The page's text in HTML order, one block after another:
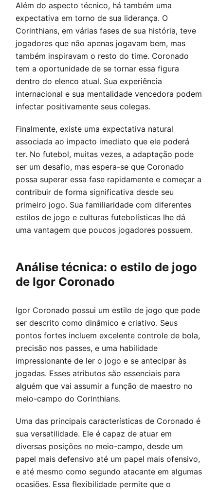
Além do aspecto técnico, há também uma
expectativa em torno de sua liderança. O
Corinthians, em várias fases de sua história, teve
jogadores que não apenas jogavam bem, mas
também inspiravam o resto do time. Coronado
tem a oportunidade de se tornar essa figura
dentro do elenco atual. Sua experiência
internacional e sua mentalidade vencedora podem
infectar positivamente seus colegas.
Finalmente, existe uma expectativa natural
associada ao impacto imediato que ele poderá
ter. No futebol, muitas vezes, a adaptação pode
ser um desafio, mas espera-se que Coronado
possa superar essa fase rapidamente e começar a
contribuir de forma significativa desde seu
primeiro jogo. Sua familiaridade com diferentes
estilos de jogo e culturas futebolísticas lhe dá
uma vantagem que poucos jogadores possuem.
Análise técnica: o estilo de jogo
de Igor Coronado
Igor Coronado possui um estilo de jogo que pode
ser descrito como dinâmico e criativo. Seus
pontos fortes incluem excelente controle de bola,
precisão nos passes, e uma habilidade
impressionante de ler o jogo e se antecipar às
jogadas. Esses atributos são essenciais para
alguém que vai assumir a função de maestro no
meio-campo do Corinthians.
Uma das principais características de Coronado é
sua versatilidade. Ele é capaz de atuar em
diversas posições no meio-campo, desde um
papel mais defensivo até um papel mais ofensivo,
e até mesmo como segundo atacante em algumas
ocasiões. Essa flexibilidade permite que o